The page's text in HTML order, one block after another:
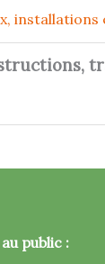
public :